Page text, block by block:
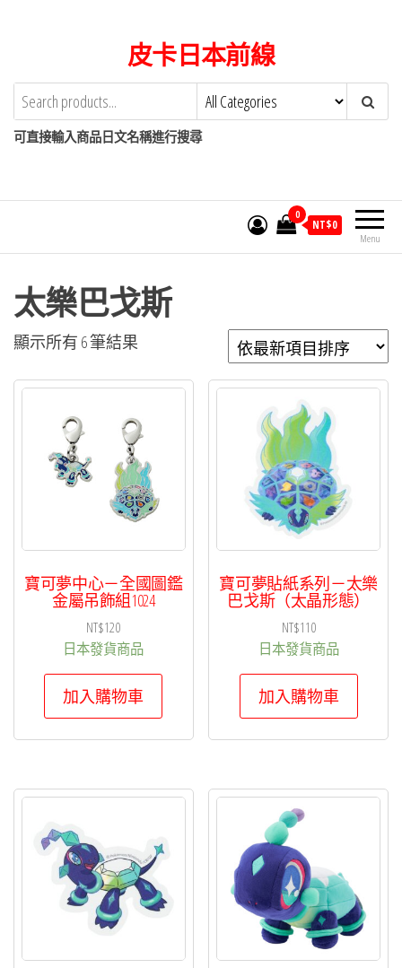
content
皮卡日本前線
可直接輸入商品日文名稱進行搜尋
Menu
0
NT$0
太樂巴戈斯
顯示所有 6 筆結果
新
項
目
排
序
寶可夢中心－全國圖鑑
金屬吊飾組1024
NT$120
日本發貨商品
加入購物車
寶可夢貼紙系列－太樂
巴戈斯（太晶形態）
NT$110
日本發貨商品
加入購物車